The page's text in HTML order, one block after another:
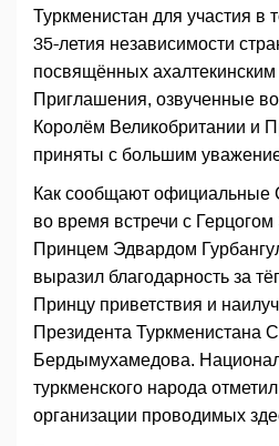
Туркменистан для участия в
35-летия независимости
посвящённых ахалтекинским
Приглашения, озвученные
Королём Великобритании и
приняты с большим
Как сообщают официальные
во время встречи с
Принцем Эдвардом
выразил благодарность за
Принцу приветствия и
Президента Туркменистана
Бердымухамедова.
туркменского народа
организации проводимых